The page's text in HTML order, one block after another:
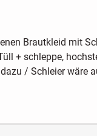
Brautkleid mit
+ schleppe,
/ Schleier wäre